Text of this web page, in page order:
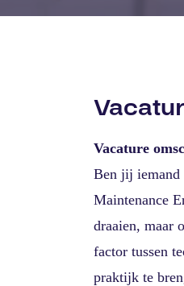
Vacature
Ben jij iemand
Maintenance
draaien, maar
factor tussen
praktijk te